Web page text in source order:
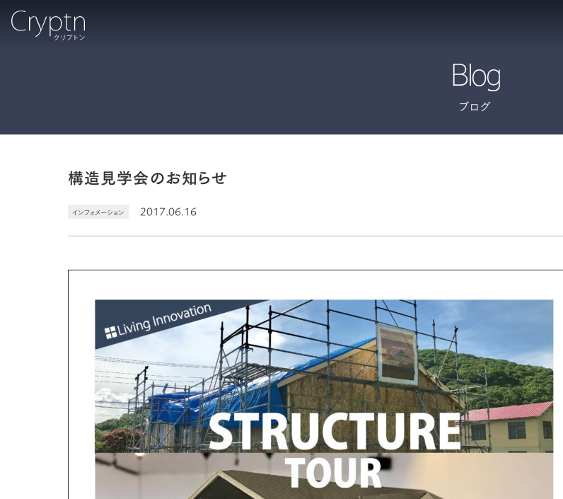
Blog
ブログ
構造見学会のお知らせ
インフォメーション 2017.06.16